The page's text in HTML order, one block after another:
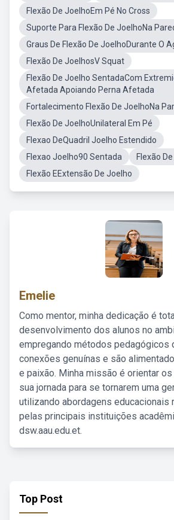
Flexão De JoelhoEm Pé No Cross
Suporte Para Flexão De JoelhoNa
Graus De Flexão De JoelhoDurante O
Flexão De JoelhosV Squat
Flexão De Joelho SentadaCom
Afetada Apoiando Perna Afetada
Fortalecimento Flexão De JoelhoNa
Flexão De JoelhoUnilateral Em Pé
Flexao DeQuadril Joelho Estendido
Flexao Joelho90 Sentada
Flexão
Flexão EExtensão De Joelho
Emelie
Como mentor, minha dedicação é
desenvolvimento dos alunos no
empregando métodos pedagógicos
conexões genuínas e são
e paixão. Minha missão é orientar
sua jornada para se tornarem uma
utilizando abordagens educacionais
pelas principais instituições
dsw.aau.edu.et.
Top Post